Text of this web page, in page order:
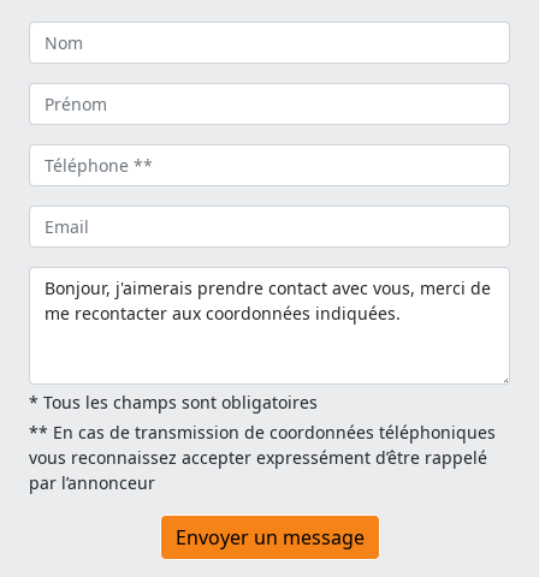
* Tous les champs sont obligatoires
** En cas de transmission de coordonnées téléphoniques
vous reconnaissez accepter expressément d’être rappelé
par l’annonceur
Envoyer un message